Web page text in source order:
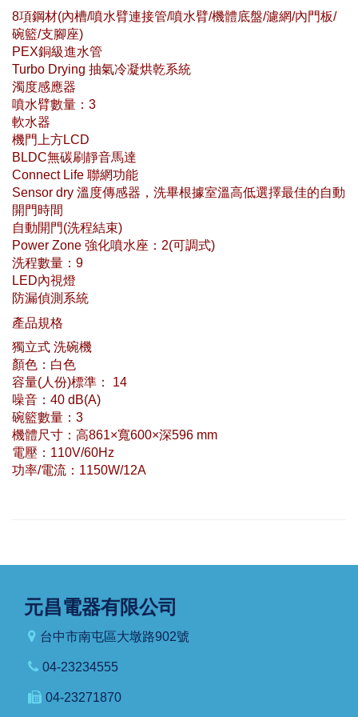
8項鋼材(內槽/噴水臂連接管/噴水臂/機體底盤/濾網/內門板/
碗籃/支腳座)
PEX銅級進水管
Turbo Drying 抽氣冷凝烘乾系統
濁度感應器
噴水臂數量：3
軟水器
機門上方LCD
BLDC無碳刷靜音馬達
Connect Life 聯網功能
Sensor dry 溫度傳感器，洗畢根據室溫高低選擇最佳的自動
開門時間
自動開門(洗程結束)
Power Zone 強化噴水座：2(可調式)
洗程數量：9
LED內視燈
防漏偵測系統
產品規格
獨立式 洗碗機
顏色：白色
容量(人份)標準： 14
噪音：40 dB(A)
碗籃數量：3
機體尺寸：高861×寬600×深596 mm
電壓：110V/60Hz
功率/電流：1150W/12A
元昌電器有限公司
台中市南屯區大墩路902號
04-23234555
04-23271870